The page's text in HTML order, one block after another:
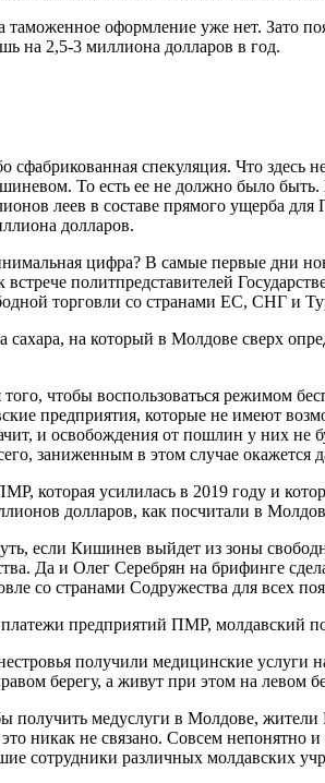
оформление уже нет. Зато
на 2,5-3 миллиона долларов в год.
сфабрикованная спекуляция. Что
То есть ее не должно было быть.
леев в составе прямого ущерба
долларов.
цифра? В самые первые дни
политпредставителей
торговли со странами ЕС, СНГ и
сахара, на который в Молдове сверх
чтобы воспользоваться режимом
предприятия, которые не имеют
и освобождения от пошлин у них не
заниженным в этом случае
которая усилилась в 2019 году и
долларов, как посчитали в
если Кишинев выйдет из зоны
Да и Олег Серебрян на брифинге
со странами Содружества для всех
предприятий ПМР, молдавский
получили медицинские услуги
берегу, а живут при этом на левом
получить медуслуги в Молдове,
никак не связано. Совсем
сотрудники различных молдавских